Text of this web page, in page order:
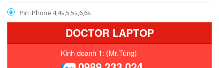
Pin iPhone 4,4s,5,5s,6,6s
DOCTOR LAPTOP
Kinh doanh 1: (Mr.Tùng)